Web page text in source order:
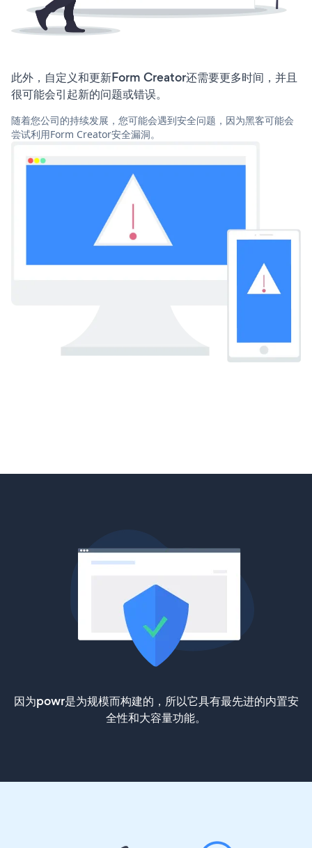
此外，自定义和更新Form Creator还需要更多时间，并且
很可能会引起新的问题或错误。
随着您公司的持续发展，您可能会遇到安全问题，因为黑客可能会
尝试利用Form Creator安全漏洞。
因为powr是为规模而构建的，所以它具有最先进的内置安
全性和大容量功能。